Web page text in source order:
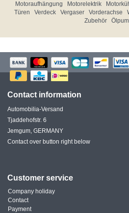
Motoraufhängung
Motorelektrik
Türen
Verdeck Vergaser Vorderachse
Zubehör
Contact information
Automobilia-Versand
Tjaddehofstr. 6
Jemgum, GERMANY
Contact over button right below
Customer service
Company holiday
Contact
Payment